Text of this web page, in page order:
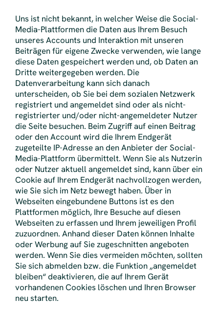
Uns ist nicht bekannt, in welcher Weise die Social-
Media-Plattformen die Daten aus Ihrem Besuch
unseres Accounts und Interaktion mit unseren
Beiträgen für eigene Zwecke verwenden, wie lange
diese Daten gespeichert werden und, ob Daten an
Dritte weitergegeben werden. Die
Datenverarbeitung kann sich danach
unterscheiden, ob Sie bei dem sozialen Netzwerk
registriert und angemeldet sind oder als nicht-
registrierter und/oder nicht-angemeldeter Nutzer
die Seite besuchen. Beim Zugriff auf einen Beitrag
oder den Account wird die Ihrem Endgerät
zugeteilte IP-Adresse an den Anbieter der Social-
Media-Plattform übermittelt. Wenn Sie als Nutzerin
oder Nutzer aktuell angemeldet sind, kann über ein
Cookie auf Ihrem Endgerät nachvollzogen werden,
wie Sie sich im Netz bewegt haben. Über in
Webseiten eingebundene Buttons ist es den
Plattformen möglich, Ihre Besuche auf diesen
Webseiten zu erfassen und Ihrem jeweiligen Profil
zuzuordnen. Anhand dieser Daten können Inhalte
oder Werbung auf Sie zugeschnitten angeboten
werden. Wenn Sie dies vermeiden möchten, sollten
Sie sich abmelden bzw. die Funktion „angemeldet
bleiben“ deaktivieren, die auf Ihrem Gerät
vorhandenen Cookies löschen und Ihren Browser
neu starten.